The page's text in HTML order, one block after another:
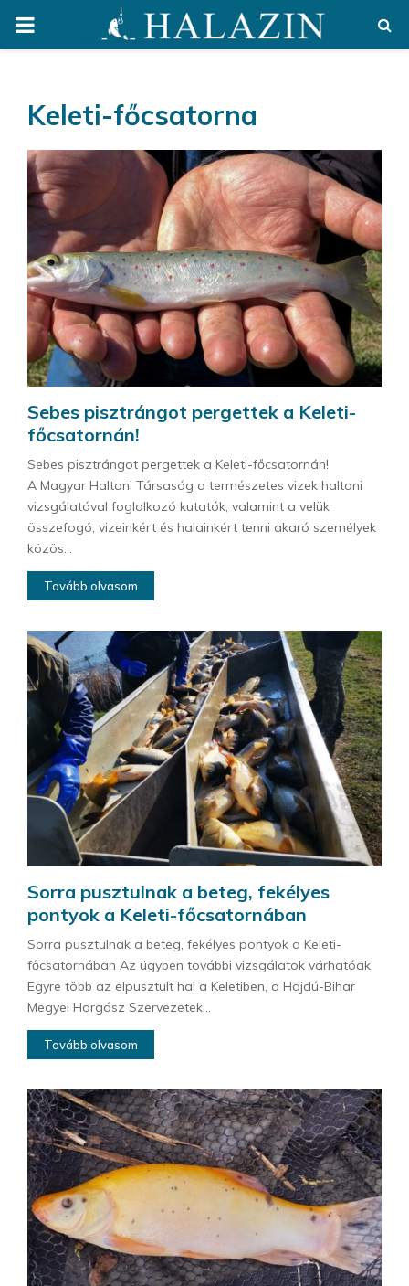
PRIMARY
Keleti-főcsatorna
Sebes pisztrángot pergettek a Keleti-
főcsatornán!
Sebes pisztrángot pergettek a Keleti-főcsatornán!
A Magyar Haltani Társaság a természetes vizek haltani
vizsgálatával foglalkozó kutatók, valamint a velük
összefogó, vizeinkért és halainkért tenni akaró személyek
közös...
Tovább olvasom
Sorra pusztulnak a beteg, fekélyes
pontyok a Keleti-főcsatornában
Sorra pusztulnak a beteg, fekélyes pontyok a Keleti-
főcsatornában Az ügyben további vizsgálatok várhatóak.
Egyre több az elpusztult hal a Keletiben, a Hajdú-Bihar
Megyei Horgász Szervezetek...
Tovább olvasom